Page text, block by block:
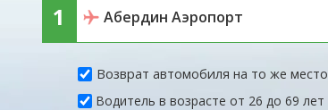
Возврат автомобиля на то же место
Водитель в возрасте от 26 до 69 лет